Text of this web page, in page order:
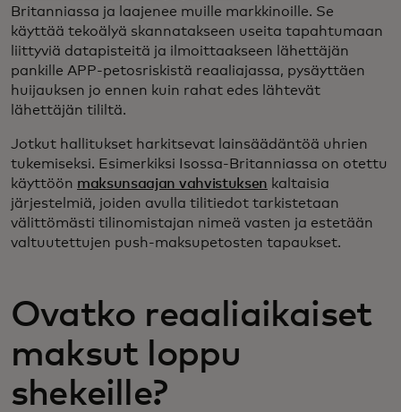
Britanniassa ja laajenee muille markkinoille. Se
käyttää tekoälyä skannatakseen useita tapahtumaan
liittyviä datapisteitä ja ilmoittaakseen lähettäjän
pankille APP-petosriskistä reaaliajassa, pysäyttäen
huijauksen jo ennen kuin rahat edes lähtevät
lähettäjän tililtä.
Jotkut hallitukset harkitsevat lainsäädäntöä uhrien
tukemiseksi. Esimerkiksi Isossa-Britanniassa on otettu
käyttöön maksunsaajan vahvistuksen kaltaisia
järjestelmiä, joiden avulla tilitiedot tarkistetaan
välittömästi tilinomistajan nimeä vasten ja estetään
valtuutettujen push-maksupetosten tapaukset.
Ovatko reaaliaikaiset
maksut loppu
shekeille?